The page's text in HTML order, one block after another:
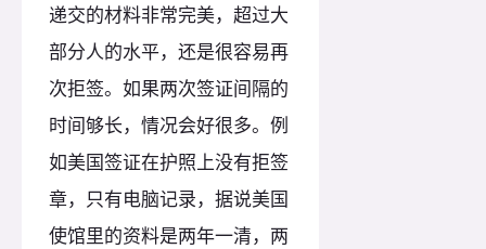
递交的材料非常完美，超过大
部分人的水平，还是很容易再
次拒签。如果两次签证间隔的
时间够长，情况会好很多。例
如美国签证在护照上没有拒签
章，只有电脑记录，据说美国
使馆里的资料是两年一清，两